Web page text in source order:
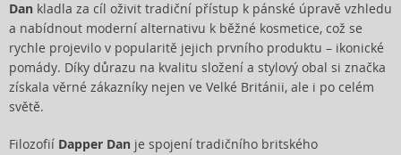
Dan kladla za cíl oživit tradiční přístup k pánské úpravě vzhledu
a nabídnout moderní alternativu k běžné kosmetice, což se
rychle projevilo v popularitě jejich prvního produktu – ikonické
pomády. Díky důrazu na kvalitu složení a stylový obal si značka
získala věrné zákazníky nejen ve Velké Británii, ale i po celém
světě.
Filozofií Dapper Dan je spojení tradičního britského